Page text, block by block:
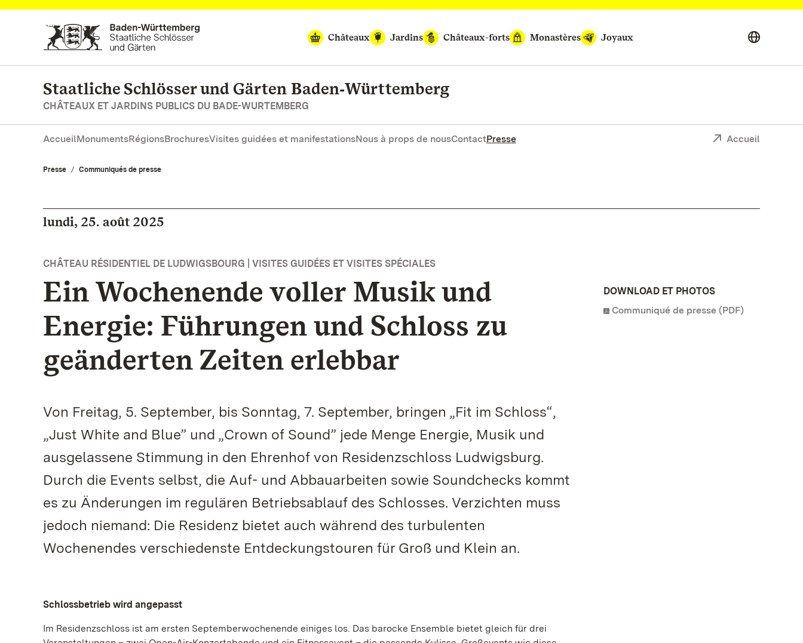
Vers la page d’accueil
Châteaux
Jardins Châteaux-forts Monastères Joyaux
Staatliche Schlösser und Gärten Baden‑Württemberg
CHÂTEAUX ET JARDINS PUBLICS DU BADE-WURTEMBERG
AccueilMonumentsRégionsBrochuresVisites guidées et manifestationsNous à props de nousContactPresse Accueil
Presse Communiqués de presse
lundi, 25. août 2025
CHÂTEAU RÉSIDENTIEL DE LUDWIGSBOURG | VISITES GUIDÉES ET VISITES SPÉCIALES
Ein Wochenende voller Musik und
Energie: Führungen und Schloss zu
geänderten Zeiten erlebbar
Von Freitag, 5. September, bis Sonntag, 7. September, bringen „Fit im Schloss“,
„Just White and Blue” und „Crown of Sound” jede Menge Energie, Musik und
ausgelassene Stimmung in den Ehrenhof von Residenzschloss Ludwigsburg.
Durch die Events selbst, die Auf- und Abbauarbeiten sowie Soundchecks kommt
es zu Änderungen im regulären Betriebsablauf des Schlosses. Verzichten muss
jedoch niemand: Die Residenz bietet auch während des turbulenten
Wochenendes verschiedenste Entdeckungstouren für Groß und Klein an.
Schlossbetrieb wird angepasst
Im Residenzschloss ist am ersten Septemberwochenende einiges los. Das barocke Ensemble bietet gleich für drei
DOWNLOAD ET PHOTOS
Communiqué de presse (PDF)